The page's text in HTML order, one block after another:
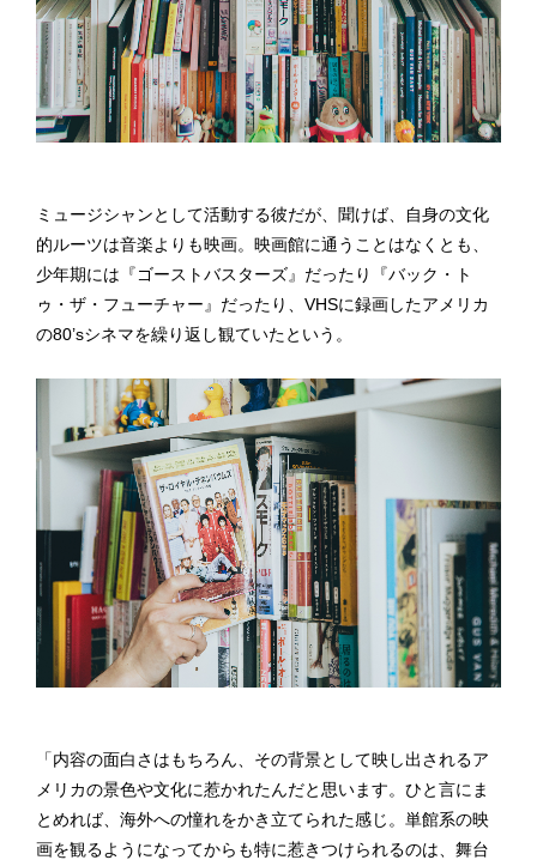
ミュージシャンとして活動する彼だが、聞けば、自身の文化
的ルーツは音楽よりも映画。映画館に通うことはなくとも、
少年期には『ゴーストバスターズ』だったり『バック・ト
ゥ・ザ・フューチャー』だったり、VHSに録画したアメリカ
の80’sシネマを繰り返し観ていたという。
「内容の面白さはもちろん、その背景として映し出されるア
メリカの景色や文化に惹かれたんだと思います。ひと言にま
とめれば、海外への憧れをかき立てられた感じ。単館系の映
画を観るようになってからも特に惹きつけられるのは、舞台